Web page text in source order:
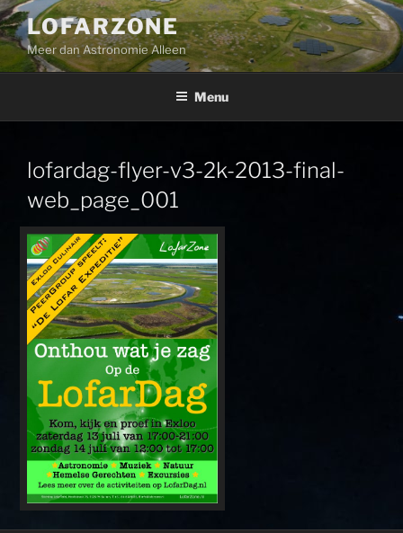
Ga
naar
de
inhoud
LOFARZONE
Meer dan Astronomie Alleen
Menu
lofardag-flyer-v3-2k-2013-final-
web_page_001